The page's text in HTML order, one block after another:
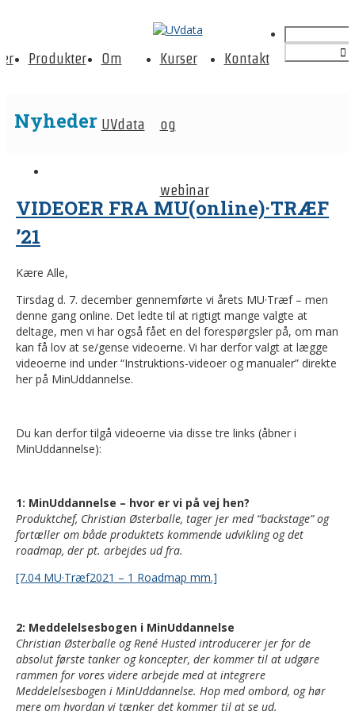
Produkter Om
UVdata
Kurser
og
webinar
Kontakt
Nyheder
VIDEOER FRA MU(online)·TRÆF
’21
Kære Alle,
Tirsdag d. 7. december gennemførte vi årets MU·Træf – men
denne gang online. Det ledte til at rigtigt mange valgte at
deltage, men vi har også fået en del forespørgsler på, om man
kan få lov at se/gense videoerne. Vi har derfor valgt at lægge
videoerne ind under “Instruktions-videoer og manualer” direkte
her på MinUddannelse.
Du kan derfor tilgå videoerne via disse tre links (åbner i
MinUddannelse):
1: MinUddannelse – hvor er vi på vej hen?
Produktchef, Christian Østerballe, tager jer med “backstage” og
fortæller om både produktets kommende udvikling og det
roadmap, der pt. arbejdes ud fra.
[7.04 MU·Træf2021 – 1 Roadmap mm.]
2: Meddelelsesbogen i MinUddannelse
Christian Østerballe og René Husted introducerer jer for de
absolut første tanker og koncepter, der kommer til at udgøre
rammen for vores videre arbejde med at integrere
Meddelelsesbogen i MinUddannelse. Hop med ombord, og hør
mere om hvordan vi tænker det kommer til at se ud.